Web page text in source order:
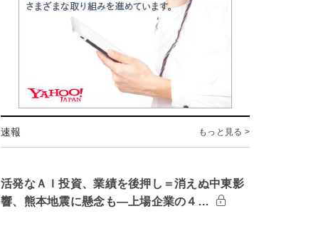
速報 もっと見る >
活発なＡＩ投資、業績を後押し＝消えぬ中東影
響、熊本地震に懸念も―上場企業の４…